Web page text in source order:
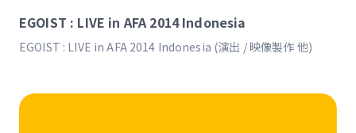
EGOIST : LIVE in AFA 2014 Indonesia
EGOIST : LIVE in AFA 2014 Indonesia (演出 / 映像製作 他)